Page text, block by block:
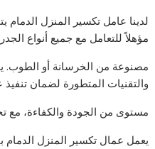
لدينا عامل تكسير المنزل الدمام
مؤهلاً للتعامل مع جميع أنواع
مصنوعة من الخرسانة أو الطوب.
والتقنيات المتطورة لضمان تنفيذ
مستوى من الجودة والكفاءة، مع
يعمل عمال تكسير المنزل